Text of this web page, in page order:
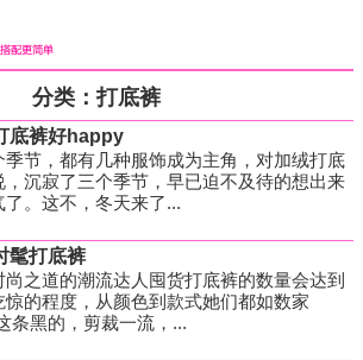
分类：打底裤
底裤好happy
季节，都有几种服饰成为主角，对加绒打底
，沉寂了三个季节，早已迫不及待的想出来
了。这不，冬天来了...
髦打底裤
尚之道的潮流达人囤货打底裤的数量会达到
惊的程度，从颜色到款式她们都如数家
条黑的，剪裁一流，...